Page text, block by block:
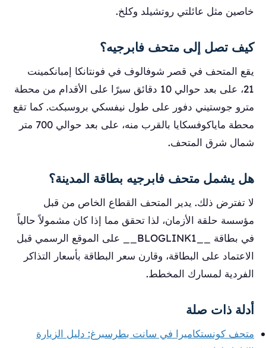
خاصين مثل عائلتي روتشيلد وكلخ.
كيف تصل إلى متحف فابرجيه؟
يقع المتحف في قصر شوفالوف في فونتانكا إمبانكمينت
21، على بعد حوالي 10 دقائق سيرًا على الأقدام من محطة
مترو جوستيني دفور على طول نيفسكي بروسبكت. كما تقع
محطة ماياكوفسكايا بالقرب منه، على بعد حوالي 700 متر
شمال شرق المتحف.
هل يشمل متحف فابرجيه بطاقة المدينة؟
لا تفترض ذلك. يدير المتحف القطاع الخاص من قبل
مؤسسة حلقة الأزمان، لذا تحقق مما إذا كان مشمولاً حالياً
في بطاقة __BLOGLINK1__ على الموقع الرسمي قبل
الاعتماد على البطاقة، وقارن سعر البطاقة بأسعار التذاكر
الفردية لمسارك المخطط.
أدلة ذات صلة
متحف كونستكاميرا في سانت بطرسبرغ: دليل الزيارة